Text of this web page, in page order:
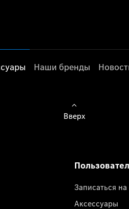
Наши бренды
Вверх
Записаться на
Аксессуары